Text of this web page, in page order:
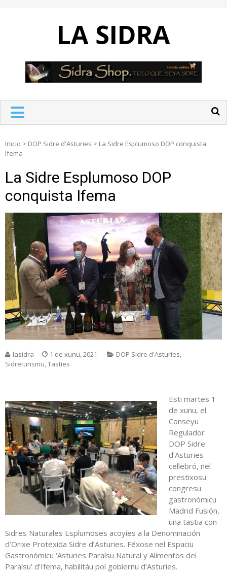
LA SIDRA
Inicio > DOP Sidre d'Asturies > La Sidre Esplumoso DOP conquista
Ifema
La Sidre Esplumoso DOP
conquista Ifema
lasidra 1 de xunu, 2021 DOP Sidre d'Asturies,
Sidreturismu,Tasties
Esti martes 1
de xunu, el
Conseyu
Regulador
DOP Sidre
d’Asturies
cellebró, nel
prestixosu
congresu
gastronómicu
Madrid Fusión,
una tastia con
Sidres Naturales Esplumoses acoyíes a la Denominación
d’Orixe Protexida Sidre d’Asturies. Féxose nel Espaciu
Gastronómicu ‘Asturies Paraísu Natural y Alimentos del
Paraísu’ d’Ifema, habilitáu pol gobiernu d’Asturies.